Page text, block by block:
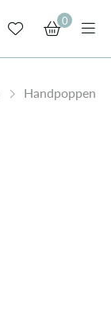
0
Handpoppen